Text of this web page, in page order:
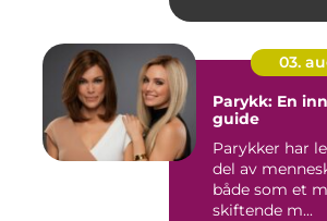
03.
Parykk: En
guide
Parykker har
del av
både som et
skiftende m...